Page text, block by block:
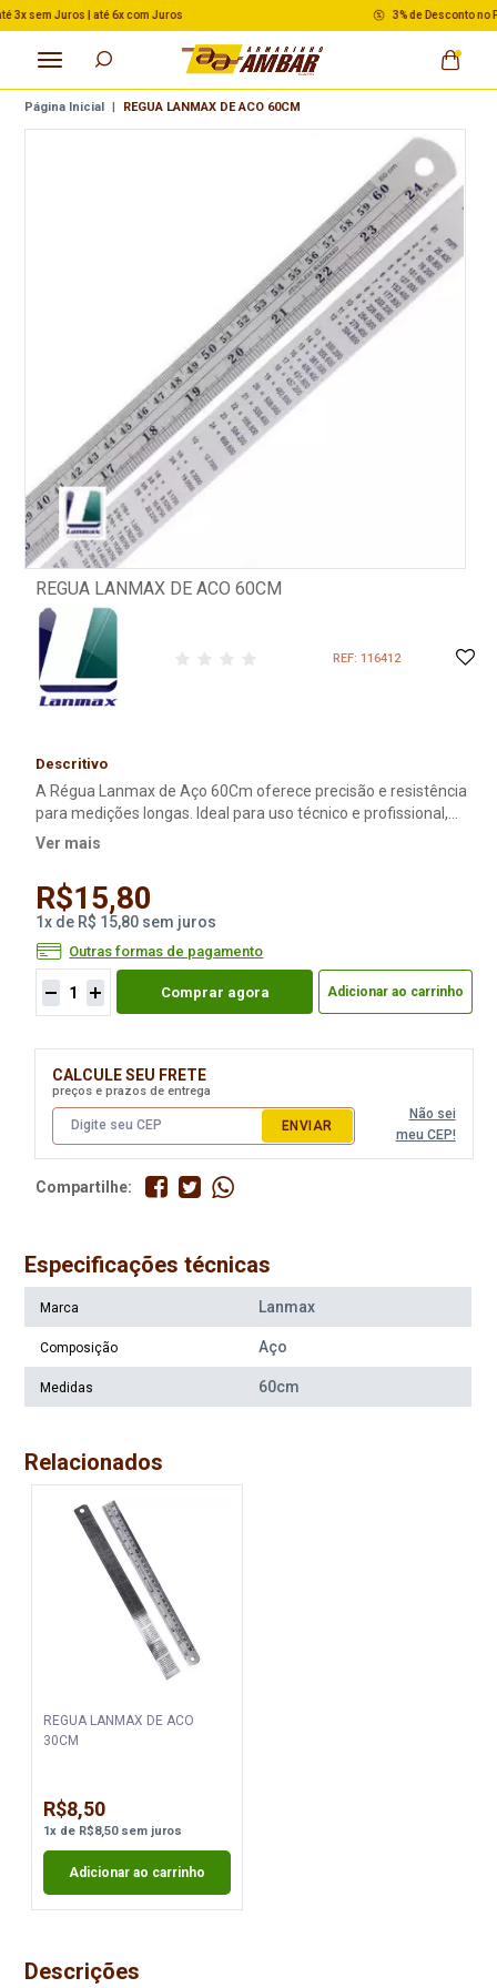
3% de Desconto no Pix nas Compras acima de R$ 500,00
Página Inicial | REGUA LANMAX DE ACO 60CM
REGUA LANMAX DE ACO 60CM
REF: 116412
Descritivo
A Régua Lanmax de Aço 60Cm oferece precisão e resistência
para medições longas. Ideal para uso técnico e profissional,
com marcações milimétricas e acabamento de alta qualidade.
Ver mais
R$15,80
1x de R$ 15,80 sem juros
Outras formas de pagamento
Comprar agora Adicionar ao carrinho
CALCULE SEU FRETE
preços e prazos de entrega
ENVIAR
Não sei
meu CEP!
Compartilhe:
Especificações técnicas
Marca Lanmax
Composição Aço
Medidas 60cm
Relacionados
REGUA LANMAX DE ACO
30CM
R$8,50
1xde R$8,50sem juros
Adicionar ao carrinho
Descrições